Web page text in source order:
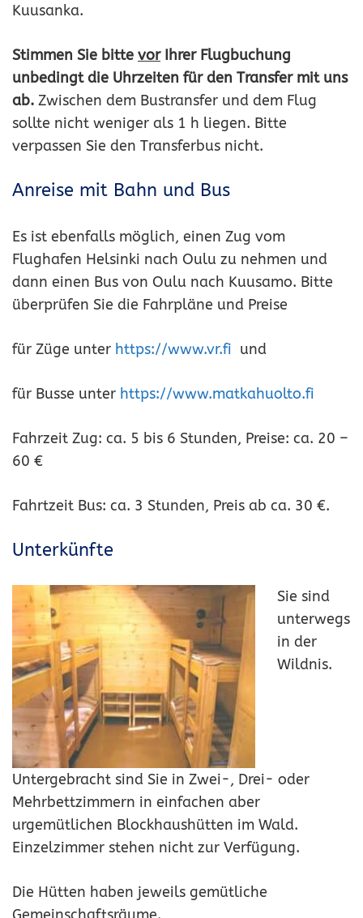
Kuusanka.
Stimmen Sie bitte vorIhrer Flugbuchung
unbedingt die Uhrzeiten für den Transfer mit uns
ab. Zwischen dem Bustransfer und dem Flug
sollte nicht weniger als 1 h liegen. Bitte
verpassen Sie den Transferbus nicht.
Anreise mit Bahn und Bus
Es ist ebenfalls möglich, einen Zug vom
Flughafen Helsinki nach Oulu zu nehmen und
dann einen Bus von Oulu nach Kuusamo. Bitte
überprüfen Sie die Fahrpläne und Preise
für Züge unter https://www.vr.fi und
für Busse unter https://www.matkahuolto.fi
Fahrzeit Zug: ca. 5 bis 6 Stunden, Preise: ca. 20 –
60 €
Fahrtzeit Bus: ca. 3 Stunden, Preis ab ca. 30 €.
Unterkünfte
Sie sind
unterwegs
in der
Wildnis.
Untergebracht sind Sie in Zwei-, Drei- oder
Mehrbettzimmern in einfachen aber
urgemütlichen Blockhaushütten im Wald.
Einzelzimmer stehen nicht zur Verfügung.
Die Hütten haben jeweils gemütliche